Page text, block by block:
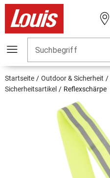
Suchbegriff
Startseite Outdoor & Sicherheit
Sicherheitsartikel
Reflexschärpe